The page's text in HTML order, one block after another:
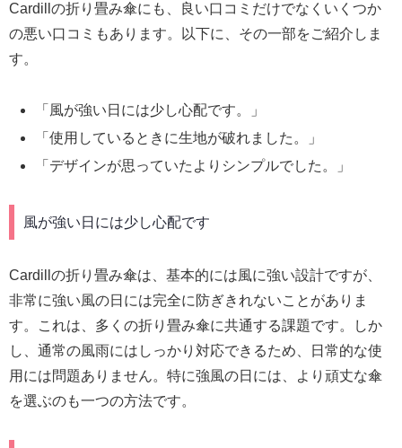
Cardillの折り畳み傘にも、良い口コミだけでなくいくつか
の悪い口コミもあります。以下に、その一部をご紹介しま
す。
「風が強い日には少し心配です。」
「使用しているときに生地が破れました。」
「デザインが思っていたよりシンプルでした。」
風が強い日には少し心配です
Cardillの折り畳み傘は、基本的には風に強い設計ですが、
非常に強い風の日には完全に防ぎきれないことがありま
す。これは、多くの折り畳み傘に共通する課題です。しか
し、通常の風雨にはしっかり対応できるため、日常的な使
用には問題ありません。特に強風の日には、より頑丈な傘
を選ぶのも一つの方法です。